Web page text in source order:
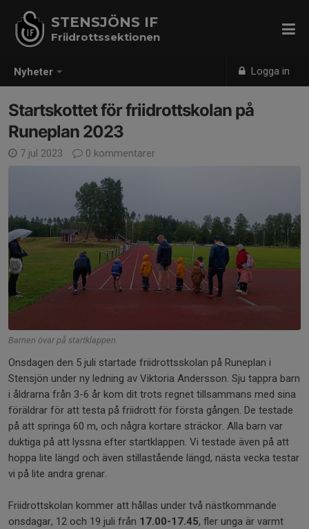
Nyheter Logga in
STENSJÖNS IF
Friidrottssektionen
Startskottet för friidrottskolan på
Runeplan 2023
7 jul 2023 0 kommentarer
Barnen övar på startklappen.
Onsdagen den 5 juli startade friidrottsskolan på Runeplan i
Stensjön under ny ledning av Viktoria Andersson. Sju tappra barn
i åldrarna från 3-6 år kom dit trots regnet tillsammans med sina
föräldrar för att testa på friidrott för första gången. De testade
på att springa 60 m, och några kortare sträckor. Alla barn var
duktiga på att lyssna efter startklappen. Vi testade även på att
hoppa lite längd och även stillastående längd, nästa vecka testar
vi på lite andra grenar.
Friidrottskolan kommer att hållas under två nästkommande
onsdagar, 12 och 19 juli från 17.00-17.45, fler unga är varmt